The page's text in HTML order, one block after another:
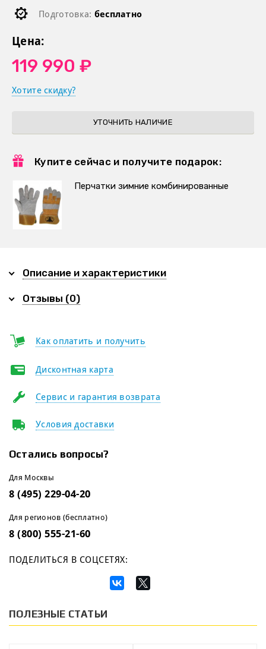
Подготовка: бесплатно
Цена:
119 990 ₽
Хотите скидку?
УТОЧНИТЬ НАЛИЧИЕ
Купите сейчас и получите подарок:
Перчатки зимние комбинированные
Описание и характеристики
Отзывы (0)
Как оплатить и получить
Дисконтная карта
Сервис и гарантия возврата
Условия доставки
Остались вопросы?
Для Москвы
8 (495) 229-04-20
Для регионов (бесплатно)
8 (800) 555-21-60
ПОДЕЛИТЬСЯ В СОЦСЕТЯХ:
ПОЛЕЗНЫЕ СТАТЬИ